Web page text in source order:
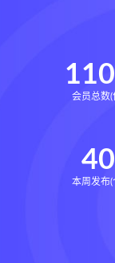
会员总数(
40
本周发布(